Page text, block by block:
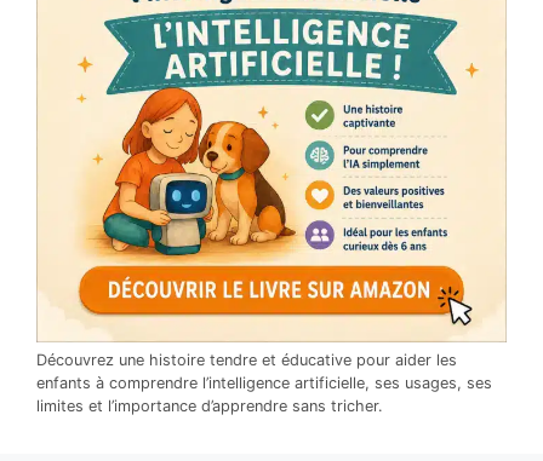
Découvrez une histoire tendre et éducative pour aider les
enfants à comprendre l’intelligence artificielle, ses usages, ses
limites et l’importance d’apprendre sans tricher.